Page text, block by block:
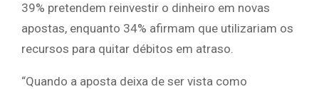
39% pretendem reinvestir o dinheiro em novas
apostas, enquanto 34% afirmam que utilizariam os
recursos para quitar débitos em atraso.
“Quando a aposta deixa de ser vista como